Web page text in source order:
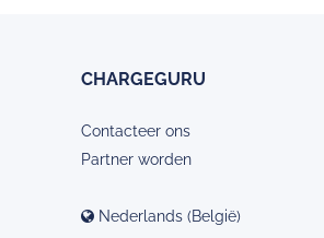
CHARGEGURU
Contacteer ons
Partner worden
Nederlands (België)